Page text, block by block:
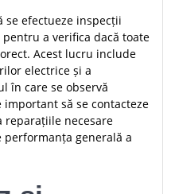
se efectueze inspecții
a verifica dacă toate
Acest lucru include
electrice și a
în care se observă
să se contacteze
reparațiile necesare
performanța generală a